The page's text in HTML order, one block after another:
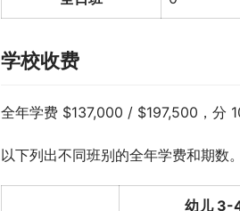
学校收费
全年学费 $137,000 / $197,500，分
以下列出不同班别的全年学费和期数
幼儿 3-